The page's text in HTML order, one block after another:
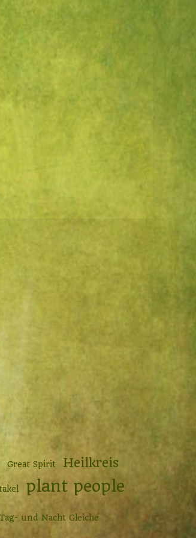
Great Spirit Heilkreis
plant people
Tag- und Nacht Gleiche